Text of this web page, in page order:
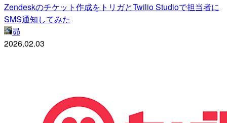
Zendeskのチケット作成をトリガとTwilio Studioで担当者に
SMS通知してみた
昴
2026.02.03